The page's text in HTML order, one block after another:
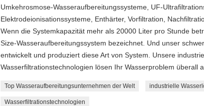
Umkehrosmose-Wasseraufbereitungssysteme, UF-
Elektrodeionisationssysteme, Enthärter, Vorfiltration,
Wenn die Systemkapazität mehr als 20000 Liter pro Stunde
Size-Wasseraufbereitungssystem bezeichnet. Und unser
entwickelt und produziert diese Art von System. Unsere
Wasserfiltrationstechnologien lösen Ihr Wasserproblem überall
Top Wasseraufbereitungsunternehmen der Welt industrielle
Wasserfiltrationstechnologien